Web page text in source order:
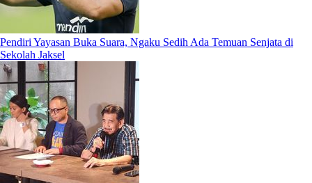
Pendiri Yayasan Buka Suara, Ngaku Sedih Ada Temuan Senjata di
Sekolah Jaksel